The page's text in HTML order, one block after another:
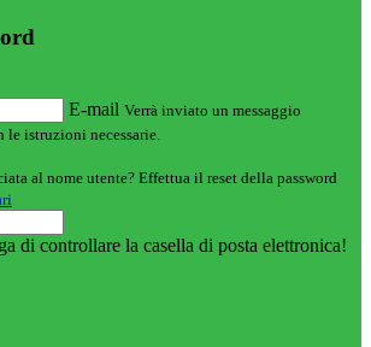
E-mail Verrà inviato un messaggio
istruzioni necessarie.
al nome utente? Effettua il reset della password
di controllare la casella di posta elettronica!